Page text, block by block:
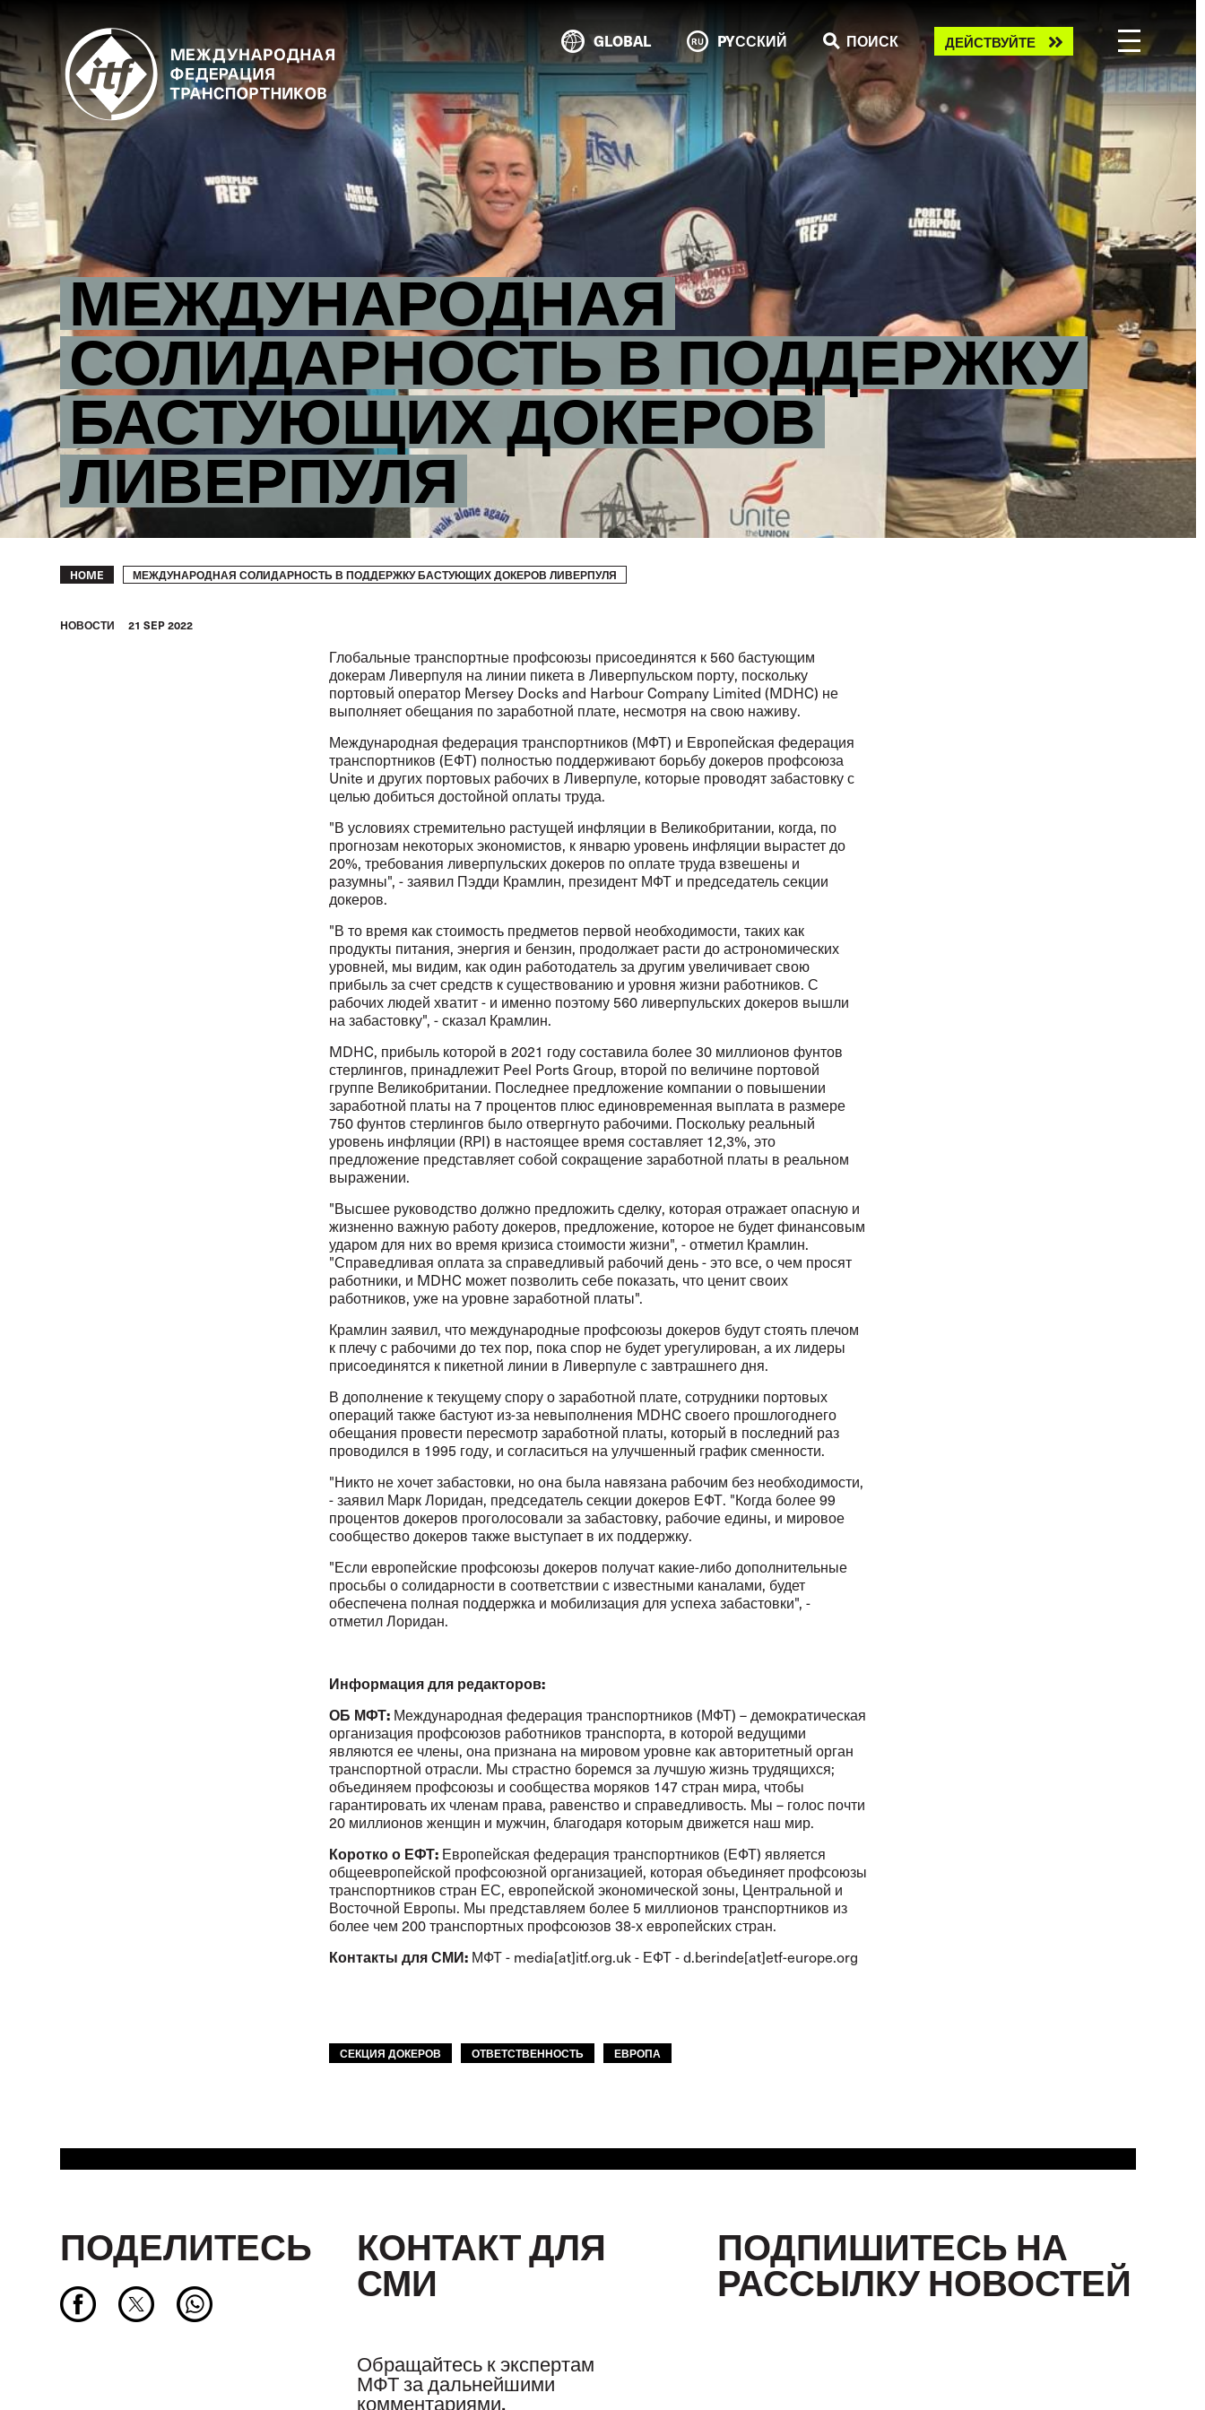
main
content
МЕЖДУНАРОДНАЯ
СОЛИДАРНОСТЬ В ПОДДЕРЖКУ
БАСТУЮЩИХ ДОКЕРОВ
ЛИВЕРПУЛЯ
GLOBAL PYССКИЙ ПОИСК
Take
action
ДЕЙСТВУЙТЕ
Breadcrumb
HOME МЕЖДУНАРОДНАЯ СОЛИДАРНОСТЬ В ПОДДЕРЖКУ БАСТУЮЩИХ ДОКЕРОВ ЛИВЕРПУЛЯ
HОВОСТИ 21 SEP 2022
Глобальные транспортные профсоюзы присоединятся к 560 бастующим
докерам Ливерпуля на линии пикета в Ливерпульском порту, поскольку
портовый оператор Mersey Docks and Harbour Company Limited (MDHC) не
выполняет обещания по заработной плате, несмотря на свою наживу.
Международная федерация транспортников (МФТ) и Европейская федерация
транспортников (ЕФТ) полностью поддерживают борьбу докеров профсоюза
Unite и других портовых рабочих в Ливерпуле, которые проводят забастовку с
целью добиться достойной оплаты труда.
"В условиях стремительно растущей инфляции в Великобритании, когда, по
прогнозам некоторых экономистов, к январю уровень инфляции вырастет до
20%, требования ливерпульских докеров по оплате труда взвешены и
разумны", - заявил Пэдди Крамлин, президент МФТ и председатель секции
докеров.
"В то время как стоимость предметов первой необходимости, таких как
продукты питания, энергия и бензин, продолжает расти до астрономических
уровней, мы видим, как один работодатель за другим увеличивает свою
прибыль за счет средств к существованию и уровня жизни работников. С
рабочих людей хватит - и именно поэтому 560 ливерпульских докеров вышли
на забастовку", - сказал Крамлин.
MDHC, прибыль которой в 2021 году составила более 30 миллионов фунтов
стерлингов, принадлежит Peel Ports Group, второй по величине портовой
группе Великобритании. Последнее предложение компании о повышении
заработной платы на 7 процентов плюс единовременная выплата в размере
750 фунтов стерлингов было отвергнуто рабочими. Поскольку реальный
уровень инфляции (RPI) в настоящее время составляет 12,3%, это
предложение представляет собой сокращение заработной платы в реальном
выражении.
"Высшее руководство должно предложить сделку, которая отражает опасную и
жизненно важную работу докеров, предложение, которое не будет финансовым
ударом для них во время кризиса стоимости жизни", - отметил Крамлин.
"Справедливая оплата за справедливый рабочий день - это все, о чем просят
работники, и MDHC может позволить себе показать, что ценит своих
работников, уже на уровне заработной платы".
Крамлин заявил, что международные профсоюзы докеров будут стоять плечом
к плечу с рабочими до тех пор, пока спор не будет урегулирован, а их лидеры
присоединятся к пикетной линии в Ливерпуле с завтрашнего дня.
В дополнение к текущему спору о заработной плате, сотрудники портовых
операций также бастуют из-за невыполнения MDHC своего прошлогоднего
обещания провести пересмотр заработной платы, который в последний раз
проводился в 1995 году, и согласиться на улучшенный график сменности.
"Никто не хочет забастовки, но она была навязана рабочим без необходимости,
- заявил Марк Лоридан, председатель секции докеров ЕФТ. "Когда более 99
процентов докеров проголосовали за забастовку, рабочие едины, и мировое
сообщество докеров также выступает в их поддержку.
"Если европейские профсоюзы докеров получат какие-либо дополнительные
просьбы о солидарности в соответствии с известными каналами, будет
обеспечена полная поддержка и мобилизация для успеха забастовки", -
отметил Лоридан.
Информация для редакторов:
ОБ МФТ: Международная федерация транспортников (МФТ) – демократическая
организация профсоюзов работников транспорта, в которой ведущими
являются ее члены, она признана на мировом уровне как авторитетный орган
транспортной отрасли. Мы страстно боремся за лучшую жизнь трудящихся;
объединяем профсоюзы и сообщества моряков 147 стран мира, чтобы
гарантировать их членам права, равенство и справедливость. Мы – голос почти
20 миллионов женщин и мужчин, благодаря которым движется наш мир.
Коротко о ЕФТ: Европейская федерация транспортников (ЕФТ) является
общеевропейской профсоюзной организацией, которая объединяет профсоюзы
транспортников стран ЕС, европейской экономической зоны, Центральной и
Восточной Европы. Мы представляем более 5 миллионов транспортников из
более чем 200 транспортных профсоюзов 38-х европейских стран.
Контакты для СМИ: МФТ - media[at]itf.org.uk - ЕФТ - d.berinde[at]etf-europe.org
СЕКЦИЯ ДОКЕРОВ ОТВЕТСТВЕННОСТЬ ЕВРОПА
ПОДЕЛИТЕСЬ КОНТАКТ ДЛЯ
СМИ
Обращайтесь к экспертам
МФТ за дальнейшими
комментариями.
ПОДПИШИТЕСЬ НА
РАССЫЛКУ НОВОСТЕЙ